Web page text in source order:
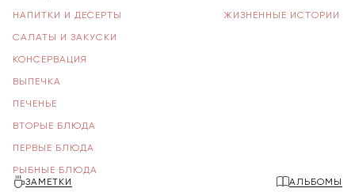
НАПИТКИ И ДЕСЕРТЫ
САЛАТЫ И ЗАКУСКИ
КОНСЕРВАЦИЯ
ВЫПЕЧКА
ПЕЧЕНЬЕ
ВТОРЫЕ БЛЮДА
ПЕРВЫЕ БЛЮДА
РЫБНЫЕ БЛЮДА
ЖИЗНЕННЫЕ ИСТОРИИ
ЗАМЕТКИ АЛЬБОМЫ